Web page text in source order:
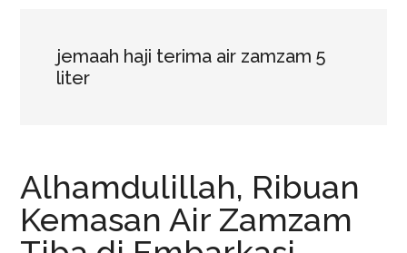
jemaah haji terima air zamzam 5
liter
Alhamdulillah, Ribuan
Kemasan Air Zamzam